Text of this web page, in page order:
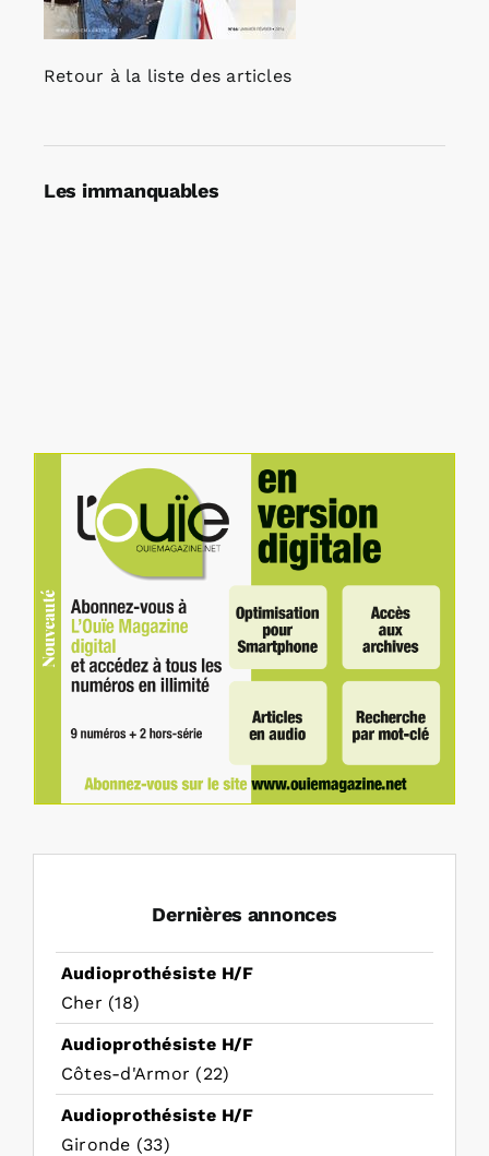
Retour à la liste des articles
Les immanquables
Dernières annonces
Audioprothésiste H/F
Cher (18)
Audioprothésiste H/F
Côtes-d'Armor (22)
Audioprothésiste H/F
Gironde (33)